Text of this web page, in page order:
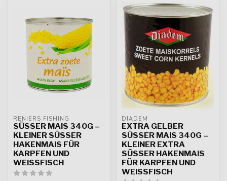
RENIERS FISHING
SÜSSER MAIS 340G – K
LEINER SÜSSER HA
KENMAIS FÜR KA
RPFEN UND WE
ISSFISCH
DIADEM
EXTRA GELBER
SÜSSER MAIS 340G – K
LEINER EXTRA S
ÜSSER HAKENMAIS FÜ
R KARPFEN UND WE
ISSFISCH